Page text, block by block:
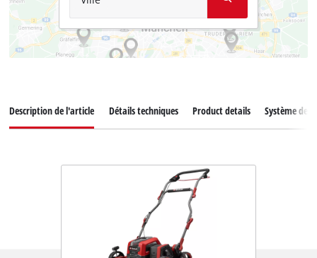
Description de l'article Détails techniques Product details Système de